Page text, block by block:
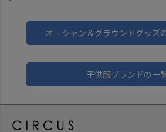
オーシャン＆グラウンドグッズ
子供服ブランドの一